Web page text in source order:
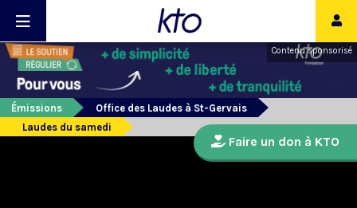
Contenu sponsorisé
Émissions
Office des Laudes à St-Gervais
Laudes du samedi
Faire un don à KTO